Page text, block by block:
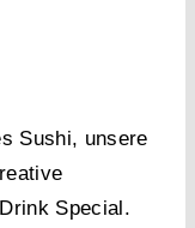
Sushi, unsere
Special.